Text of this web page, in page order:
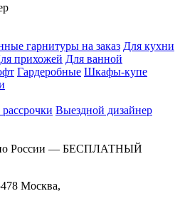
гарнитуры на заказ Для кухни
прихожей Для ванной
Гардеробные Шкафы-купе
Выездной дизайнер
России — БЕСПЛАТНЫЙ
Москва,